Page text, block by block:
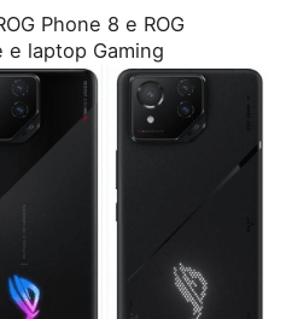
Phone 8 e ROG
laptop Gaming